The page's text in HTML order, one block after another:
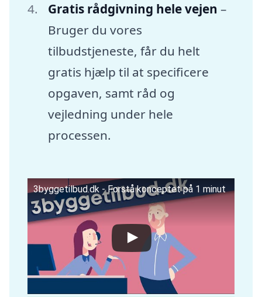
Gratis rådgivning hele vejen –
Bruger du vores
tilbudstjeneste, får du helt
gratis hjælp til at specificere
opgaven, samt råd og
vejledning under hele
processen.
3byggetilbud.dk - Forstå konceptet på 1 minut